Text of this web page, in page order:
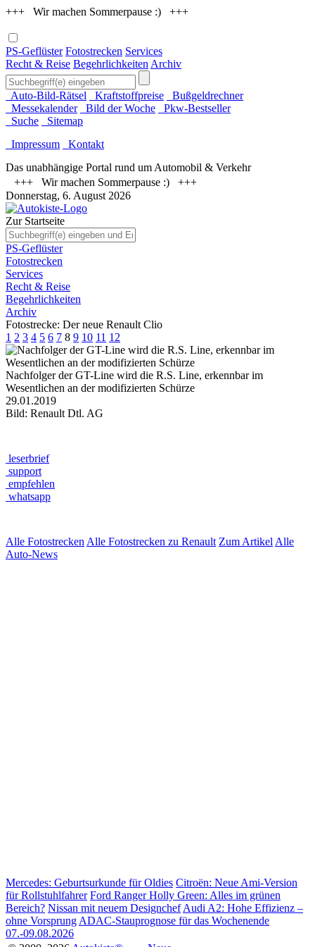
+++ Wir machen Sommerpause :) +++
PS-Geflüster Fotostrecken Services
Recht & Reise Begehrlichkeiten Archiv
Auto-Bild-Rätsel Kraftstoffpreise
Bußgeldrechner
Messekalender
Bild der Woche
Pkw-Bestseller
Suche
Sitemap
Impressum
Kontakt
Das unabhängige Portal rund um Automobil & Verkehr
+++ Wir machen Sommerpause :) +++
Donnerstag, 6. August 2026
Zur Startseite
PS-Geflüster
Fotostrecken
Services
Recht & Reise
Begehrlichkeiten
Archiv
Fotostrecke: Der neue Renault Clio
1 2 3 4 5 6 7 8 9 10 11 12
Nachfolger der GT-Line wird die R.S. Line, erkennbar im
Wesentlichen an der modifizierten Schürze
29.01.2019
Bild: Renault Dtl. AG
leserbrief
support
empfehlen
whatsapp
Alle Fotostrecken Alle Fotostrecken zu Renault Zum Artikel Alle
Auto-News
Mercedes: Geburtsurkunde für Oldies Citroën: Neue Ami-Version
für Rollstuhlfahrer Ford Ranger Holly Green: Alles im grünen
Bereich? Nissan mit neuem Designchef Audi A2: Hohe Effizienz –
ohne Vorsprung ADAC-Stauprognose für das Wochenende
07.-09.08.2026